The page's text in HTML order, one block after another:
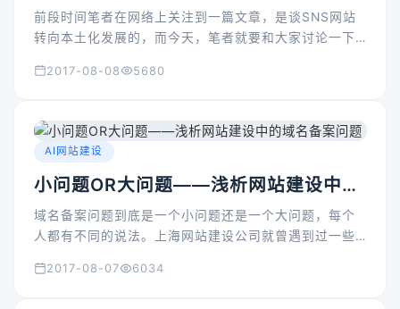
前段时间笔者在网络上关注到一篇文章，是谈SNS网站
转向本土化发展的，而今天，笔者就要和大家讨论一下
设公司本土化到底是什么意思。
2017-08-08 5680
AI网站建设
小问题OR大问题——浅析网站建设中的
域名备案问题
域名备案问题到底是一个小问题还是一个大问题，每个
人都有不同的说法。上海网站建设公司就曾遇到过一些
的过程中也形成了自己独特的见解，故此为大家谈一
2017-08-07 6034